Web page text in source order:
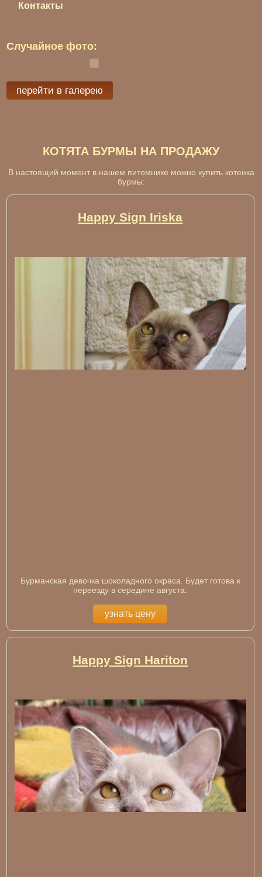
Контакты
Случайное фото:
перейти в галерею
КОТЯТА БУРМЫ НА ПРОДАЖУ
В настоящий момент в нашем питомнике можно купить котенка
бурмы:
Happy Sign Iriska
Бурманская девочка шоколадного окраса. Будет готова к
переезду в середине августа.
узнать цену
Happy Sign Hariton